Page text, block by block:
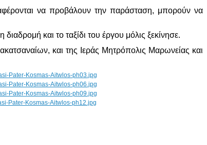
να προβάλουν την παράσταση, μπορούν να
και το ταξίδι του έργου μόλις ξεκίνησε.
και της Ιεράς Μητρόπολις Μαρωνείας και